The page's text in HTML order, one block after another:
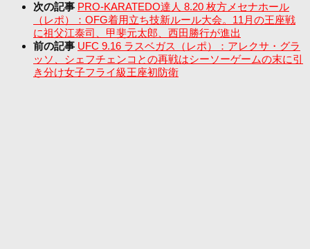
次の記事 PRO-KARATEDO達人 8.20 枚方メセナホール
（レポ）：OFG着用立ち技新ルール大会。11月の王座戦
に祖父江泰司、甲斐元太郎、西田勝行が進出
前の記事 UFC 9.16 ラスベガス（レポ）：アレクサ・グラ
ッソ、シェフチェンコとの再戦はシーソーゲームの末に引
き分け女子フライ級王座初防衛